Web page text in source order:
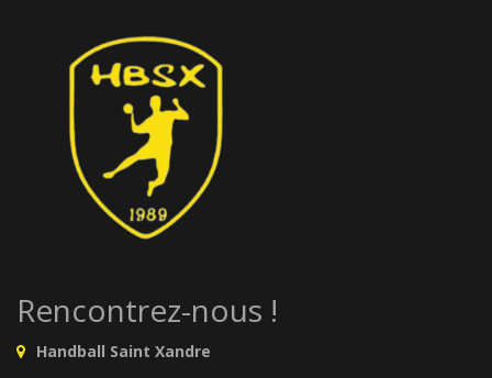
Rencontrez-nous !
Handball Saint Xandre